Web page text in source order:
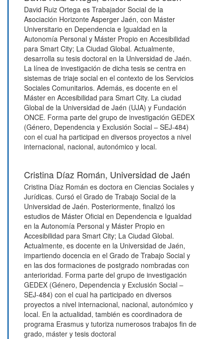
David Ruiz Ortega es Trabajador Social de la
Asociación Horizonte Asperger Jaén, con Máster
Universitario en Dependencia e Igualdad en la
Autonomía Personal y Máster Propio en Accesibilidad
para Smart City; La Ciudad Global. Actualmente,
desarrolla su tesis doctoral en la Universidad de Jaén.
La línea de investigación de dicha tesis se centra en
sistemas de triaje social en el contexto de los Servicios
Sociales Comunitarios. Además, es docente en el
Máster en Accesibilidad para Smart City. La ciudad
Global de la Universidad de Jaén (UJA) y Fundación
ONCE. Forma parte del grupo de investigación GEDEX
(Género, Dependencia y Exclusión Social – SEJ-484)
con el cual ha participad en diversos proyectos a nivel
internacional, nacional, autonómico y local.
Cristina Díaz Román, Universidad de Jaén
Cristina Díaz Román es doctora en Ciencias Sociales y
Jurídicas. Cursó el Grado de Trabajo Social de la
Universidad de Jaén. Posteriormente, finalizó los
estudios de Máster Oficial en Dependencia e Igualdad
en la Autonomía Personal y Máster Propio en
Accesibilidad para Smart City; La Ciudad Global.
Actualmente, es docente en la Universidad de Jaén,
impartiendo docencia en el Grado de Trabajo Social y
en las dos formaciones de postgrado nombradas con
anterioridad. Forma parte del grupo de investigación
GEDEX (Género, Dependencia y Exclusión Social –
SEJ-484) con el cual ha participado en diversos
proyectos a nivel internacional, nacional, autonómico y
local. En la actualidad, también es coordinadora de
programa Erasmus y tutoriza numerosos trabajos fin de
grado, máster y tesis doctoral